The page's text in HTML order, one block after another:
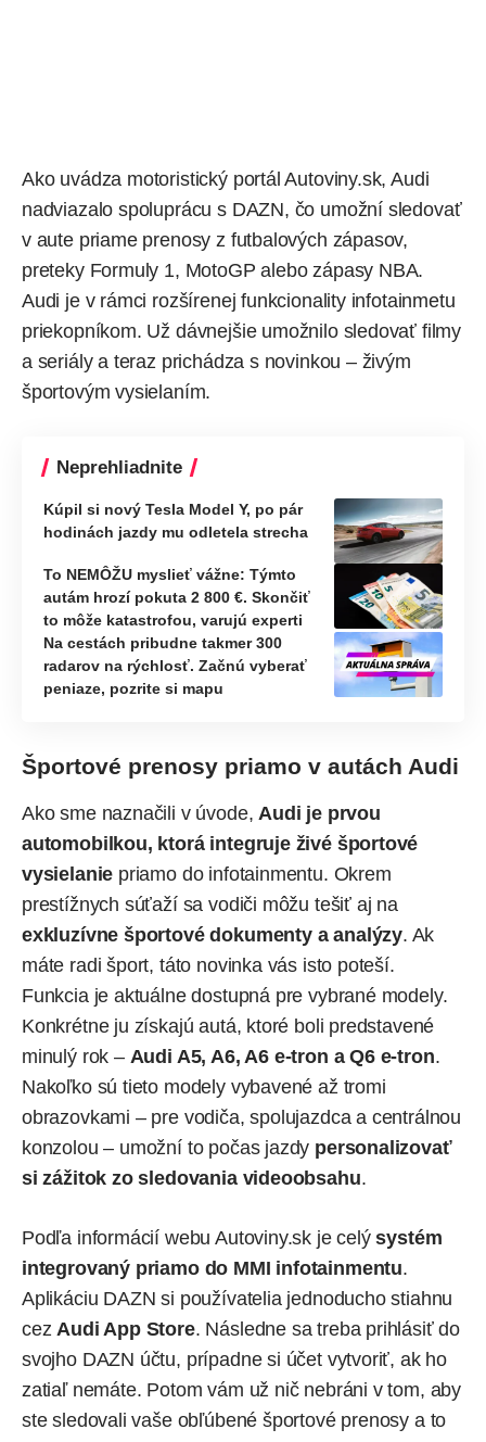
Ako uvádza motoristický portál Autoviny.sk, Audi
nadviazalo spoluprácu s DAZN, čo umožní sledovať
v aute priame prenosy z futbalových zápasov,
preteky Formuly 1, MotoGP alebo zápasy NBA.
Audi je v rámci rozšírenej funkcionality infotainmetu
priekopníkom. Už dávnejšie umožnilo sledovať filmy
a seriály a teraz prichádza s novinkou – živým
športovým vysielaním.
Neprehliadnite
Kúpil si nový Tesla Model Y, po pár
hodinách jazdy mu odletela strecha
To NEMÔŽU myslieť vážne: Týmto
autám hrozí pokuta 2 800 €. Skončiť
to môže katastrofou, varujú experti
Na cestách pribudne takmer 300
radarov na rýchlosť. Začnú vyberať
peniaze, pozrite si mapu
Športové prenosy priamo v autách Audi
Ako sme naznačili v úvode,Audi je prvou
automobilkou, ktorá integruje živé športové
vysielanie priamo do infotainmentu. Okrem
prestížnych súťaží sa vodiči môžu tešiť aj na
exkluzívne športové dokumenty a analýzy. Ak
máte radi šport, táto novinka vás isto poteší.
Funkcia je aktuálne dostupná pre vybrané modely.
Konkrétne ju získajú autá, ktoré boli predstavené
minulý rok – Audi A5, A6, A6 e-tron a Q6 e-tron.
Nakoľko sú tieto modely vybavené až tromi
obrazovkami – pre vodiča, spolujazdca a centrálnou
konzolou – umožní to počas jazdy personalizovať
si zážitok zo sledovania videoobsahu.
Podľa informácií webu Autoviny.sk je celýsystém
integrovaný priamo do MMI infotainmentu.
Aplikáciu DAZN si používatelia jednoducho stiahnu
cezAudi App Store. Následne sa treba prihlásiť do
svojho DAZN účtu, prípadne si účet vytvoriť, ak ho
zatiaľ nemáte. Potom vám už nič nebráni v tom, aby
ste sledovali vaše obľúbené športové prenosy a to